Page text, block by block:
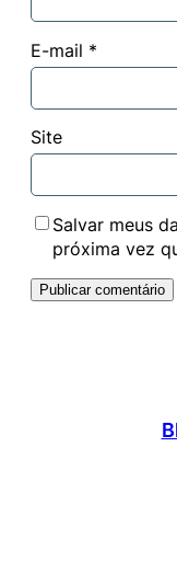
E-mail *
Site
Salvar meus
próxima vez